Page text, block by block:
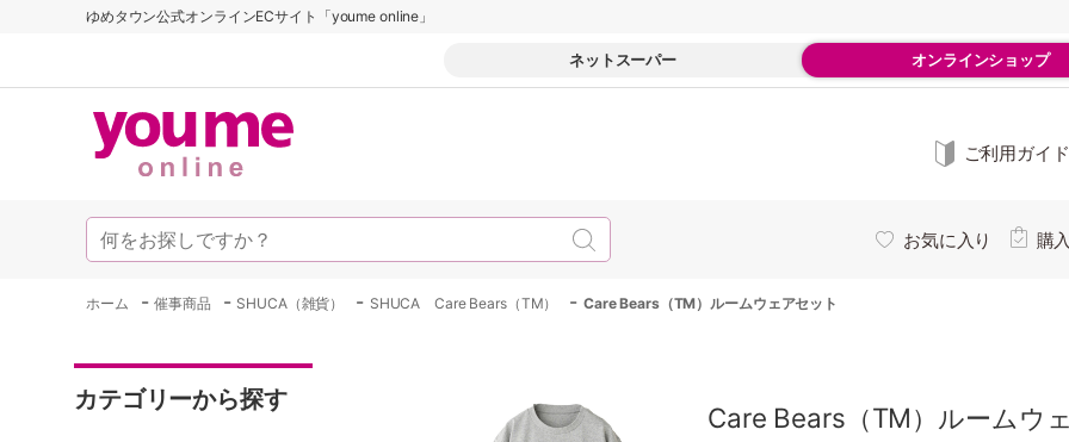
ゆめタウン公式オンラインECサイト「youme online」
ネットスーパー オンラインショップ
ご利用ガイド
お気に入り 購
ホーム -催事商品 - SHUCA（雑貨） - SHUCA Care Bears（TM） - Care Bears（TM）ルームウェアセット
カテゴリーから探す
Care Bears（TM）ルームウ